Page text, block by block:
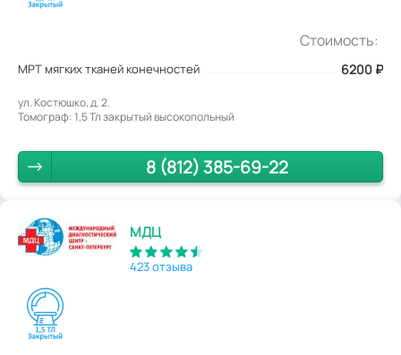
Стоимость:
МРТ мягких тканей конечностей 6200 ₽
ул. Костюшко, д. 2.
Томограф: 1,5 Тл закрытый высокопольный
8 (812) 385-69-22
МДЦ
423 отзыва